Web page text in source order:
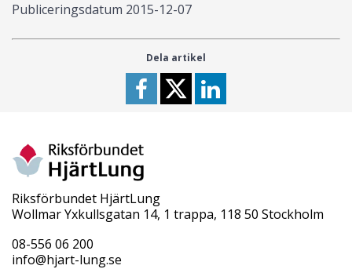
Publiceringsdatum 2015-12-07
Dela artikel
Riksförbundet HjärtLung
Wollmar Yxkullsgatan 14, 1 trappa, 118 50 Stockholm
08-556 06 200
info@hjart-lung.se